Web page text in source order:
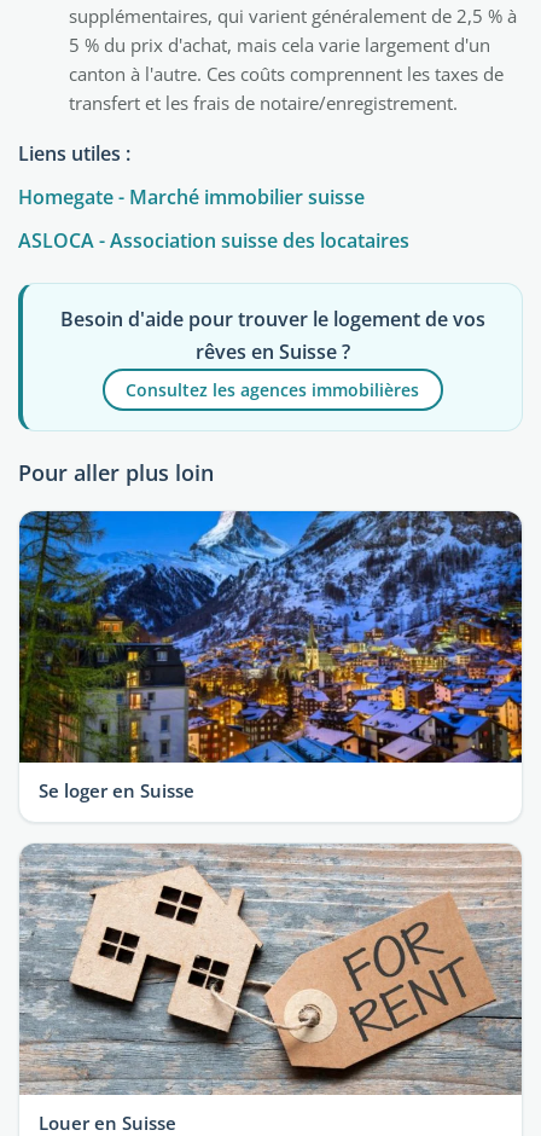
supplémentaires, qui varient généralement de 2,5 % à
5 % du prix d'achat, mais cela varie largement d'un
canton à l'autre. Ces coûts comprennent les taxes de
transfert et les frais de notaire/enregistrement.
Liens utiles :
Homegate - Marché immobilier suisse
ASLOCA - Association suisse des locataires
Besoin d'aide pour trouver le logement de vos
rêves en Suisse ?
Consultez les agences immobilières
Pour aller plus loin
Se loger en Suisse
Louer en Suisse